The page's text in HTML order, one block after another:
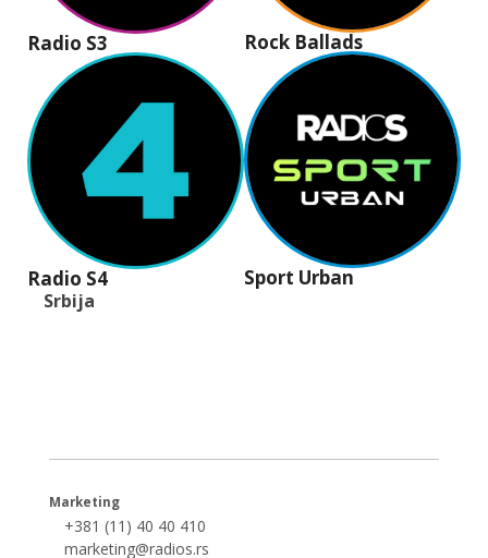
Radio S3
Radio S4
Rock Ballads
Sport Urban
Srbija
Marketing
+381 (11) 40 40 410
marketing@radios.rs